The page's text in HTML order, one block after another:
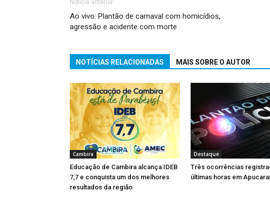
Notícia anterior
Ao vivo: Plantão de carnaval com homicídios,
agressão e acidente com morte
NOTÍCIAS RELACIONADAS MAIS SOBRE O AUTOR
Cambira
Educação de Cambira alcança IDEB
7,7 e conquista um dos melhores
resultados da região
Destaque
Três ocorrências
últimas horas em